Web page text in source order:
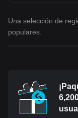
Una selección de
populares.